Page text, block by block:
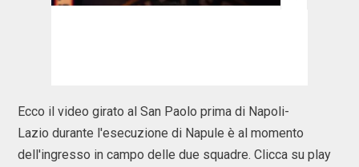
Ecco il video girato al San Paolo prima di Napoli-
Lazio durante l'esecuzione di Napule è al momento
dell'ingresso in campo delle due squadre. Clicca su play